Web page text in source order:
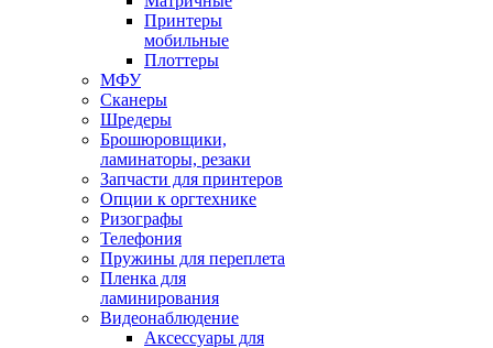
Принтеры
мобильные
Плоттеры
МФУ
Сканеры
Шредеры
Брошюровщики,
ламинаторы, резаки
Запчасти для принтеров
Опции к оргтехнике
Ризографы
Телефония
Пружины для переплета
Пленка для
ламинирования
Видеонаблюдение
Аксессуары для